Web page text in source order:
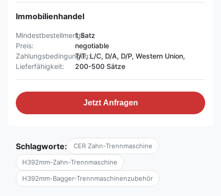
Immobilienhandel
Mindestbestellmenge:
1 Satz
Preis:
negotiable
Zahlungsbedingungen:T/T, L/C, D/A, D/P, Western Union,
Lieferfähigkeit:
200-500 Sätze
Jetzt Anfragen
Schlagworte: CER Zahn-Trennmaschine
H392mm-Zahn-Trennmaschine
H392mm-Bagger-Trennmaschinenzubehör